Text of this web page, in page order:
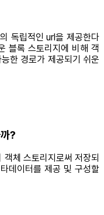
독립적인 url을 제공한다
블록 스토리지에 비해 객
한 경로가 제공되기 쉬운
?
체 스토리지로써 저장되
데이터를 제공 및 구성할